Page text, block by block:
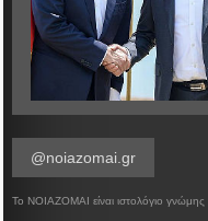
@noiazomai.gr
Το ΝΟΙΑΖΟΜΑΙ είναι ιστολόγιο γνώμης